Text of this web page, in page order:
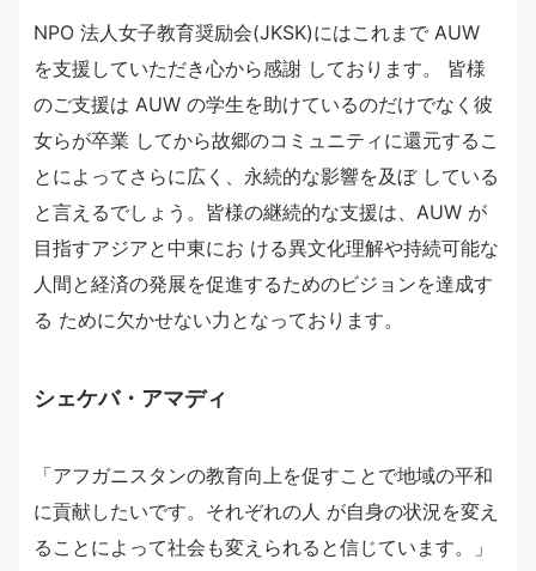
NPO 法人女子教育奨励会(JKSK)にはこれまで AUW
を支援していただき心から感謝 しております。 皆様
のご支援は AUW の学生を助けているのだけでなく彼
女らが卒業 してから故郷のコミュニティに還元するこ
とによってさらに広く、永続的な影響を及ぼ している
と言えるでしょう。皆様の継続的な支援は、AUW が
目指すアジアと中東にお ける異文化理解や持続可能な
人間と経済の発展を促進するためのビジョンを達成す
る ために欠かせない力となっております。
シェケバ・アマディ
「アフガニスタンの教育向上を促すことで地域の平和
に貢献したいです。それぞれの人 が自身の状況を変え
ることによって社会も変えられると信じています。」